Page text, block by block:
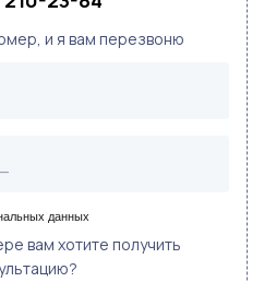
и я вам перезвоню
данных
вам хотите получить